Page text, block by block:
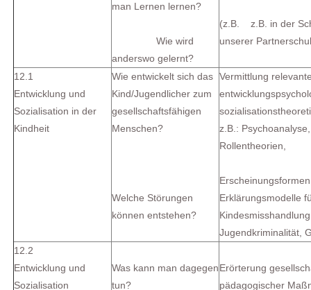
man Lernen lernen?
Wie wird
anderswo gelernt?
(z.B. z.B. in der
unserer
12.1
Entwicklung und
Sozialisation in der
Kindheit
Wie entwickelt sich das
Kind/Jugendlicher zum
gesellschaftsfähigen
Menschen?
Welche Störungen
können entstehen?
Vermittlung
z.B.: Psychoanalyse,
Rollentheorien,
Erklärungsmodelle
Jugendkriminalität,
12.2
Entwicklung und
Sozialisation
Was kann man dagegen
tun?
Erörterung
pädagogischer